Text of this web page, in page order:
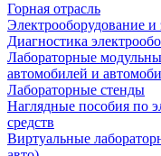
Горная отрасль
Электрооборудование и
Диагностика
Лабораторные
автомобилей и
Лабораторные стенды
Наглядные пособия по
средств
Виртуальные